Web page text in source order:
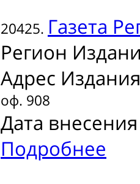
20425. Газета
Регион
Адрес
оф. 908
Дата
Подробнее